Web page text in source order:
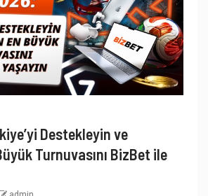
Destekleyin ve
Turnuvasını BizBet ile